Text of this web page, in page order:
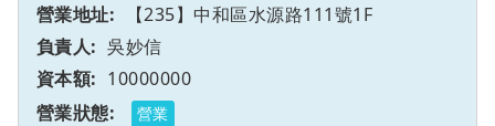
【235】中和區水源路111號1F
吳妙信
10000000
營業